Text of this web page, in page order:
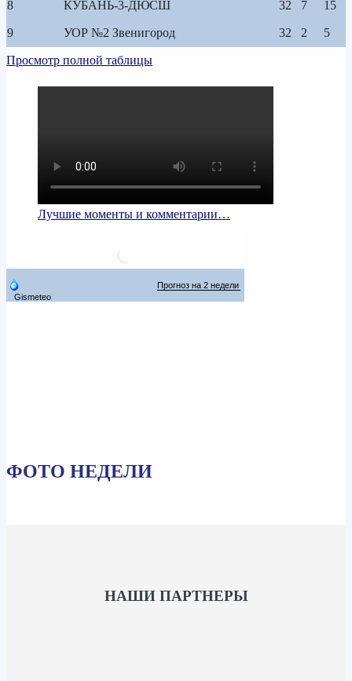
8 КУБАНЬ-3-ДЮСШ 32 7 15
9 УОР №2 Звенигород 32 2 5
Просмотр полной таблицы
Лучшие моменты и комментарии…
ФОТО НЕДЕЛИ
НАШИ ПАРТНЕРЫ